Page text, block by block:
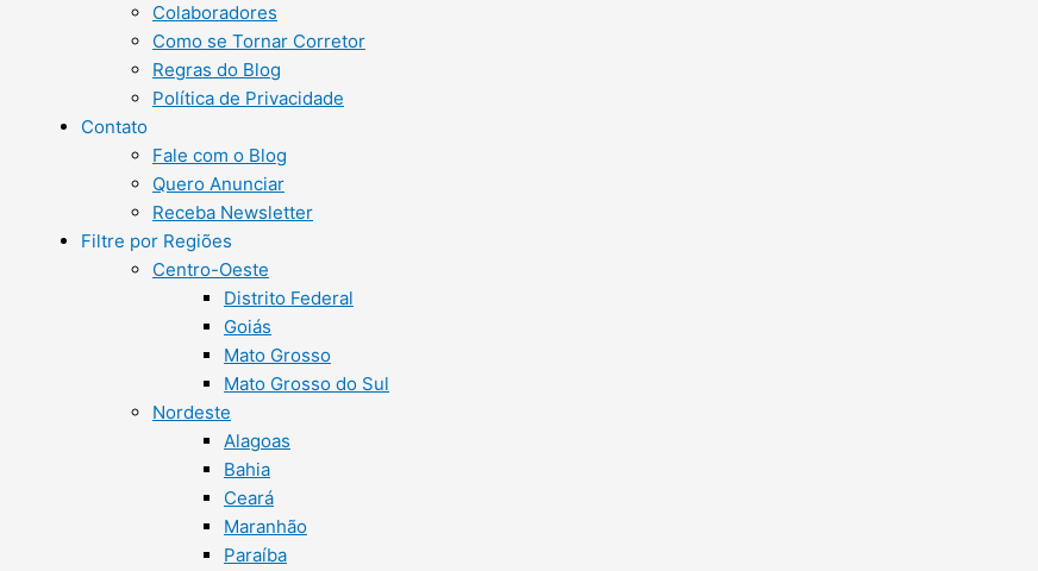
Colaboradores
Como se Tornar Corretor
Regras do Blog
Política de Privacidade
Contato
Fale com o Blog
Quero Anunciar
Receba Newsletter
Filtre por Regiões
Centro-Oeste
Distrito Federal
Goiás
Mato Grosso
Mato Grosso do Sul
Nordeste
Alagoas
Bahia
Ceará
Maranhão
Paraíba